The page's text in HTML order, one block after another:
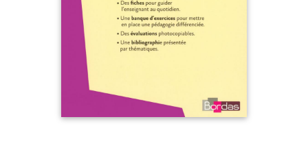
Bénéficiez de tarifs préférentiels
Téléchargez des ressources gratuites
Recevez des informations sur nos nouveautés